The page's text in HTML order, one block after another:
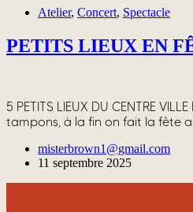
Atelier, Concert, Spectacle
PETITS LIEUX EN
5 PETITS LIEUX DU CENTRE
tampons, à la fin on fait la fête
misterbrown1@gmail.com
11 septembre 2025